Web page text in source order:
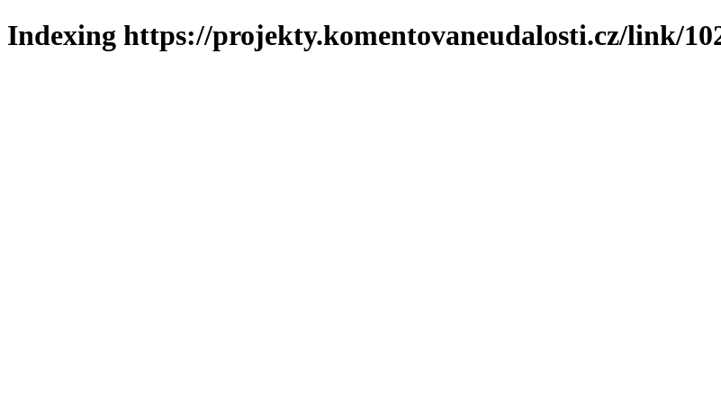
Indexing https://projekty.komentovaneudalosti.cz/link/